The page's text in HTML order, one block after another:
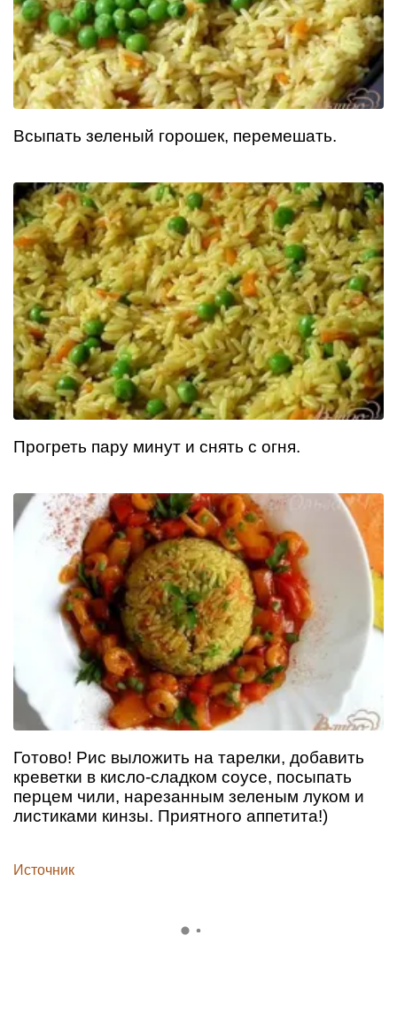
Всыпать зеленый горошек, перемешать.
Прогреть пару минут и снять с огня.
Готово! Рис выложить на тарелки, добавить
креветки в кисло-сладком соусе, посыпать
перцем чили, нарезанным зеленым луком и
листиками кинзы. Приятного аппетита!)
Источник